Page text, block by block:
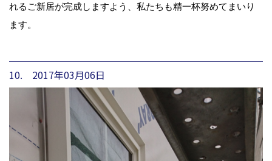
れるご新居が完成しますよう、私たちも精一杯努めてまいり
ます。
10. 2017年03月06日